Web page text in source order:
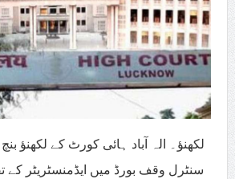
لکھنؤ۔ الہ آباد ہائی کورٹ کے لکھنؤ
سنٹرل وقف بورڈ میں ایڈمنسٹریٹر کے